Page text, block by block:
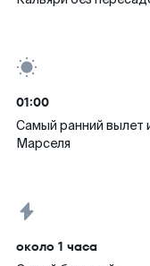
01:00
Самый ранний вылет
Марселя
около 1 часа